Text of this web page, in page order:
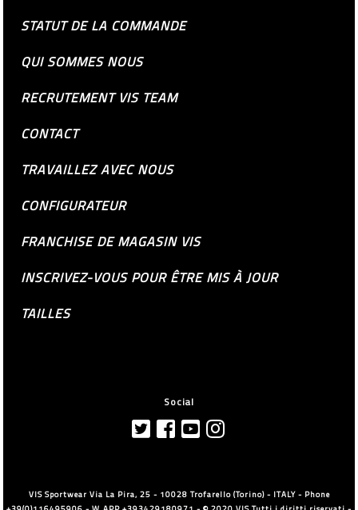
STATUT DE LA COMMANDE
QUI SOMMES NOUS
RECRUTEMENT VIS TEAM
CONTACT
TRAVAILLEZ AVEC NOUS
CONFIGURATEUR
FRANCHISE DE MAGASIN VIS
INSCRIVEZ-VOUS POUR ÊTRE MIS À JOUR
TAILLES
Social
VIS Sportwear Via La Pira, 25 - 10028 Trofarello (Torino) - ITALY - Phone